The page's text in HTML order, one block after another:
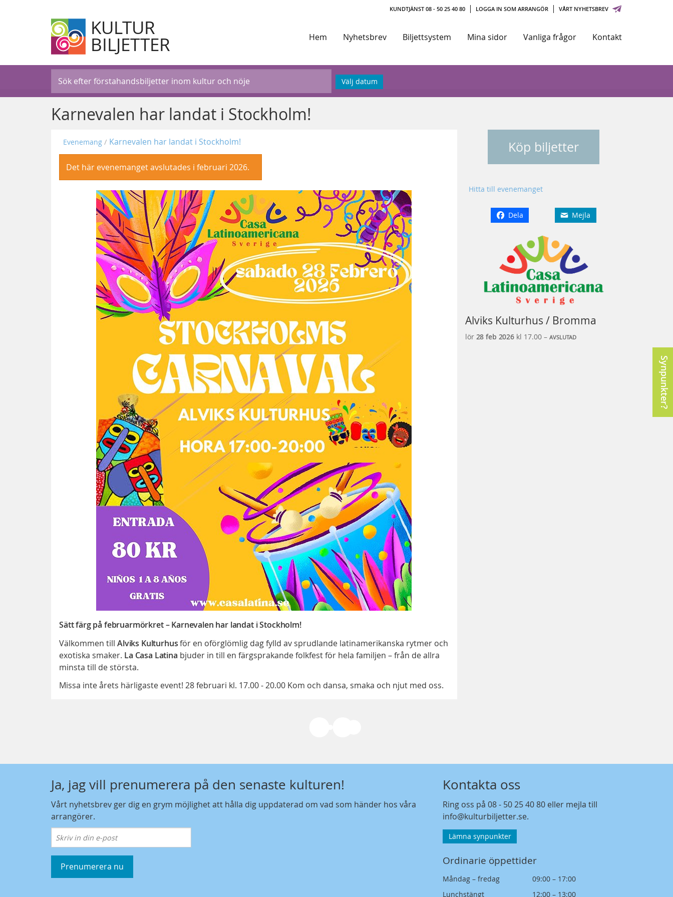
KUNDTJÄNST 08 - 50 25 40 80 LOGGA IN SOM ARRANGÖR VÅRT NYHETSBREV
KULTUR
BILJETTER Hem Nyhetsbrev Biljettsystem Mina sidor Vanliga frågor Kontakt
Välj datum
Karnevalen har landat i Stockholm!
Köp biljetter
Hitta till evenemanget
Dela Mejla
Alviks Kulturhus / Bromma
lör 28 feb 2026kl 17.00 – AVSLUTAD
Evenemang Karnevalen har landat i Stockholm!
Det här evenemanget avslutades i februari 2026.
Sätt färg på februarmörkret – Karnevalen har landat i Stockholm!
Välkommen till Alviks Kulturhusför en oförglömlig dag fylld av sprudlande latinamerikanska rytmer och
exotiska smaker. La Casa Latina bjuder in till en färgsprakande folkfest för hela familjen – från de allra
minsta till de största.
Missa inte årets härligaste event! 28 februari kl. 17.00 - 20.00 Kom och dansa, smaka och njut med oss.
Ja, jag vill prenumerera på den senaste kulturen!
Vårt nyhetsbrev ger dig en grym möjlighet att hålla dig uppdaterad om vad som händer hos våra
arrangörer.
Prenumerera nu
Kontakta oss
Ring oss på08 - 50 25 40 80 eller mejla till
info@kulturbiljetter.se.
Lämna synpunkter
Ordinarie öppettider
Måndag – fredag
09:00 – 17:00
Lunchstängt
12:00 – 13:00
Synpunkter?